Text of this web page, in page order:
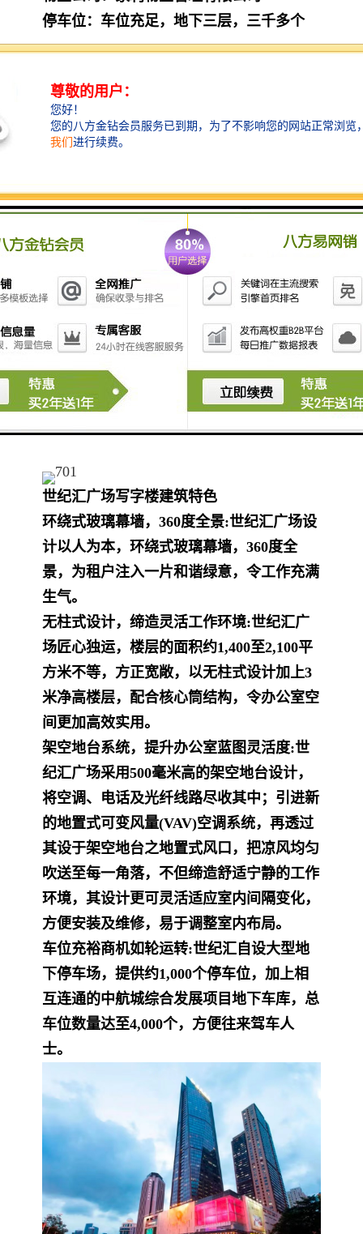
停车位：车位充足，地下三层，三千多个
停车费：1000元/月，日封底60元
工商银行、中国银行等，楼下配套大型购物
广场世纪汇广场、九方购物中心，吃饭购物
方便
状况：适合电商，电子，科技类等企业办公
号线华强路站上方
世纪汇广场写字楼建筑特色
环绕式玻璃幕墙，360度全景:世纪汇广场设
计以人为本，环绕式玻璃幕墙，360度全
景，为租户注入一片和谐绿意，令工作充满
生气。
无柱式设计，缔造灵活工作环境:世纪汇广
场匠心独运，楼层的面积约1,400至2,100平
方米不等，方正宽敞，以无柱式设计加上3
米净高楼层，配合核心筒结构，令办公室空
间更加高效实用。
架空地台系统，提升办公室蓝图灵活度:世
纪汇广场采用500毫米高的架空地台设计，
将空调、电话及光纤线路尽收其中；引进新
的地置式可变风量(VAV)空调系统，再透过
其设于架空地台之地置式风口，把凉风均匀
吹送至每一角落，不但缔造舒适宁静的工作
环境，其设计更可灵活适应室内间隔变化，
方便安装及维修，易于调整室内布局。
车位充裕商机如轮运转:世纪汇自设大型地
下停车场，提供约1,000个停车位，加上相
互连通的中航城综合发展项目地下车库，总
车位数量达至4,000个，方便往来驾车人
士。